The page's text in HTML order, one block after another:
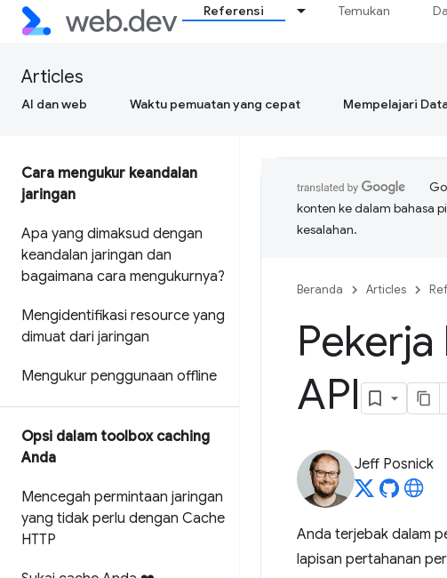
Referensi Temukan
Articles
AI dan web Waktu pemuatan yang cepat Mempelajari
Cara mengukur keandalan
jaringan
Apa yang dimaksud dengan
keandalan jaringan dan
bagaimana cara mengukurnya?
Mengidentifikasi resource yang
dimuat dari jaringan
Mengukur penggunaan offline
Opsi dalam toolbox caching
Anda
Mencegah permintaan jaringan
yang tidak perlu dengan Cache
HTTP
konten ke dalam bahasa
kesalahan.
Beranda Articles
API
Jeff Posnick
Anda terjebak dalam
lapisan pertahanan